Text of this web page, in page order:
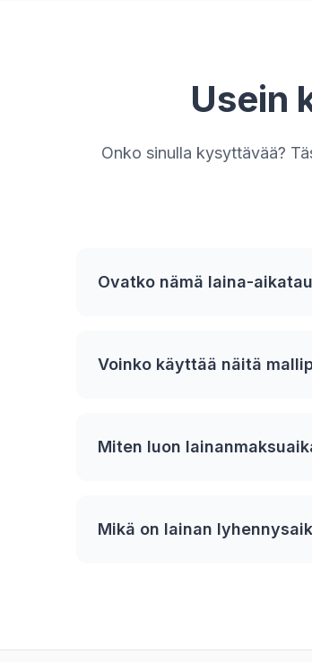
Usein
Onko sinulla kysyttävää?
Ovatko nämä laina-
Voinko käyttää näitä
Miten luon
Mikä on lainan